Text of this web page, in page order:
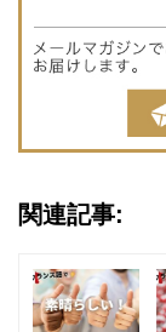
関連記事: